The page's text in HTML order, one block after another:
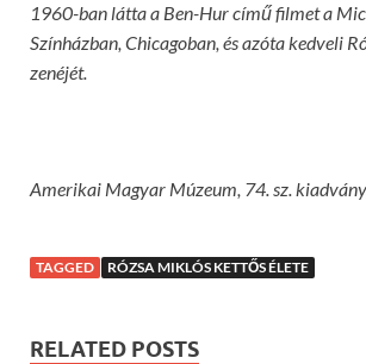
1960-ban látta a Ben-Hur címűfilmet a
Színházban, Chicagoban, és azóta kedveli
zenéjét.
Amerikai Magyar Múzeum, 74. sz.
TAGGED RÓZSA MIKLÓS KETTŐS ÉLETE
RELATED POSTS